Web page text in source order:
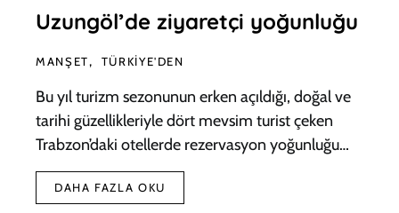
Uzungöl’de ziyaretçi yoğunluğu
MANŞET TÜRKIYE'DEN
Bu yıl turizm sezonunun erken açıldığı, doğal ve
tarihi güzellikleriyle dört mevsim turist çeken
Trabzon’daki otellerde rezervasyon yoğunluğu…
DAHA FAZLA OKU